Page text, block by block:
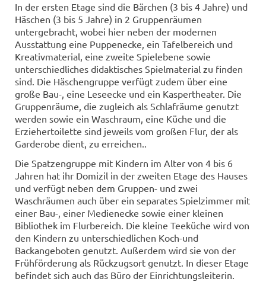
In der ersten Etage sind die Bärchen (3 bis 4 Jahre) und
Häschen (3 bis 5 Jahre) in 2 Gruppenräumen
untergebracht, wobei hier neben der modernen
Ausstattung eine Puppenecke, ein Tafelbereich und
Kreativmaterial, eine zweite Spielebene sowie
unterschiedliches didaktisches Spielmaterial zu finden
sind. Die Häschengruppe verfügt zudem über eine
große Bau-, eine Leseecke und ein Kaspertheater. Die
Gruppenräume, die zugleich als Schlafräume genutzt
werden sowie ein Waschraum, eine Küche und die
Erziehertoilette sind jeweils vom großen Flur, der als
Garderobe dient, zu erreichen..
Die Spatzengruppe mit Kindern im Alter von 4 bis 6
Jahren hat ihr Domizil in der zweiten Etage des Hauses
und verfügt neben dem Gruppen- und zwei
Waschräumen auch über ein separates Spielzimmer mit
einer Bau-, einer Medienecke sowie einer kleinen
Bibliothek im Flurbereich. Die kleine Teeküche wird von
den Kindern zu unterschiedlichen Koch-und
Backangeboten genutzt. Außerdem wird sie von der
Frühförderung als Rückzugsort genutzt. In dieser Etage
befindet sich auch das Büro der Einrichtungsleiterin.